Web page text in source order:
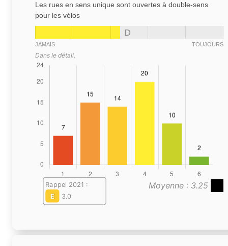
Les rues en sens unique sont ouvertes à double-sens
pour les vélos
D
JAMAIS TOUJOURS
Dans le détail,
Moyenne : 3.25
Rappel 2021 :
E
3.0